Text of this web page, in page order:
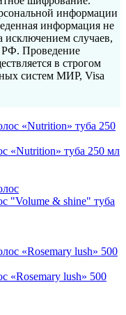
информации
информация не
исключением случаев,
РФ. Проведение
в строгом
систем МИР, Visa
«Nutrition» туба 250 мл
"Volume & shine" туба
«Rosemary lush» 500